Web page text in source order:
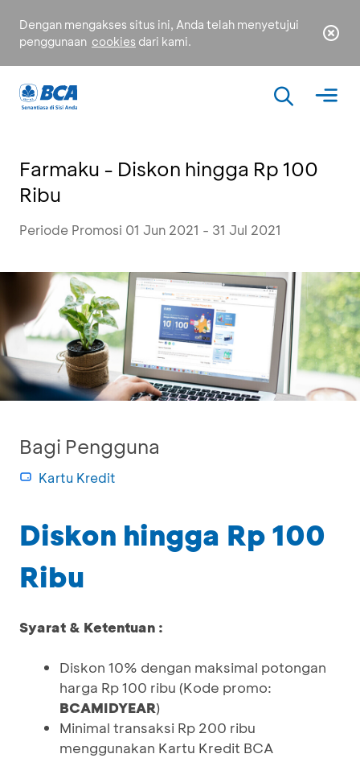
Dengan mengakses situs ini, Anda telah menyetujui
penggunaan cookies dari kami.
Farmaku - Diskon hingga Rp 100
Ribu
Periode Promosi 01 Jun 2021 - 31 Jul 2021
Bagi Pengguna
Kartu Kredit
Diskon hingga Rp 100
Ribu
Syarat & Ketentuan :
Diskon 10% dengan maksimal potongan
harga Rp 100 ribu (Kode promo:
BCAMIDYEAR)
Minimal transaksi Rp 200 ribu
menggunakan Kartu Kredit BCA